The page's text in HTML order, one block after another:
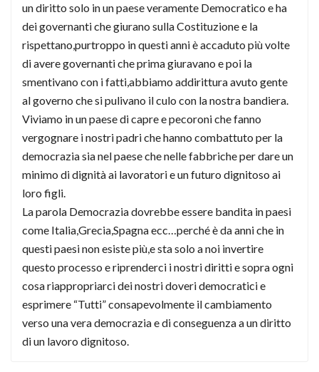
un diritto solo in un paese veramente Democratico e ha
dei governanti che giurano sulla Costituzione e la
rispettano,purtroppo in questi anni è accaduto più volte
di avere governanti che prima giuravano e poi la
smentivano con i fatti,abbiamo addirittura avuto gente
al governo che si pulivano il culo con la nostra bandiera.
Viviamo in un paese di capre e pecoroni che fanno
vergognare i nostri padri che hanno combattuto per la
democrazia sia nel paese che nelle fabbriche per dare un
minimo di dignità ai lavoratori e un futuro dignitoso ai
loro figli.
La parola Democrazia dovrebbe essere bandita in paesi
come Italia,Grecia,Spagna ecc…perché è da anni che in
questi paesi non esiste più,e sta solo a noi invertire
questo processo e riprenderci i nostri diritti e sopra ogni
cosa riappropriarci dei nostri doveri democratici e
esprimere “Tutti” consapevolmente il cambiamento
verso una vera democrazia e di conseguenza a un diritto
di un lavoro dignitoso.